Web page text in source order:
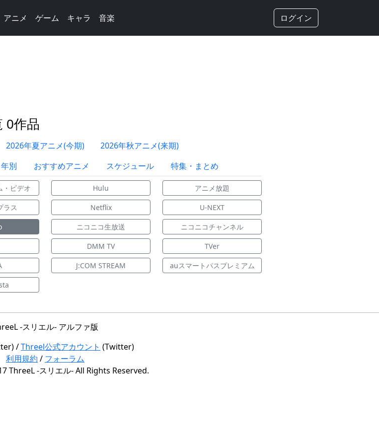
アニメ ゲーム キャラ 音楽 ログイン
0作品
2026年夏アニメ(今期)
2026年秋アニメ(来期)
年別 おすすめアニメ スケジュール 特集・まとめ
・ビデオ Hulu アニメ放題
ラス Netflix U-NEXT
ニコニコ生放送 ニコニコチャンネル
DMM TV TVer
J:COM STREAM auスマートパスプレミアム
-スリエル- アルファ版
/Threel公式アカウント (Twitter)
利用規約 / フォーラム
ThreeL -スリエル- All Rights Reserved.